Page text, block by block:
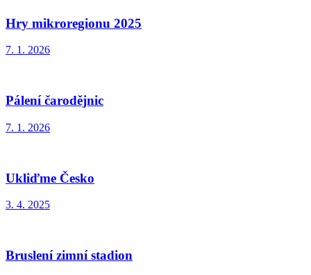
Hry mikroregionu 2025
7. 1. 2026
Pálení čarodějnic
7. 1. 2026
Ukliďme Česko
3. 4. 2025
Bruslení zimní stadion